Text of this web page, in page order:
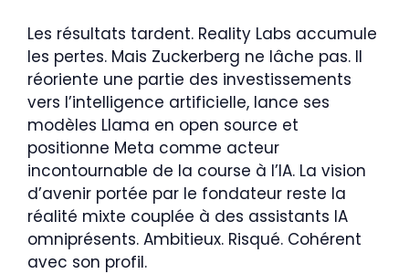
Les résultats tardent. Reality Labs accumule
les pertes. Mais Zuckerberg ne lâche pas. Il
réoriente une partie des investissements
vers l’intelligence artificielle, lance ses
modèles Llama en open source et
positionne Meta comme acteur
incontournable de la course à l’IA. La vision
d’avenir portée par le fondateur reste la
réalité mixte couplée à des assistants IA
omniprésents. Ambitieux. Risqué. Cohérent
avec son profil.